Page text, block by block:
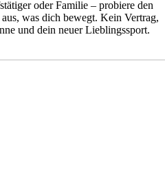
oder Familie – probiere den
was dich bewegt. Kein Vertrag,
und dein neuer Lieblingssport.